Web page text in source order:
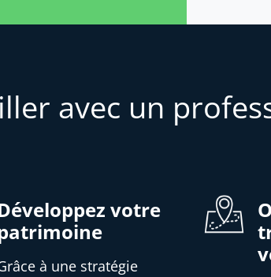
avec un
votre
à une stratégie